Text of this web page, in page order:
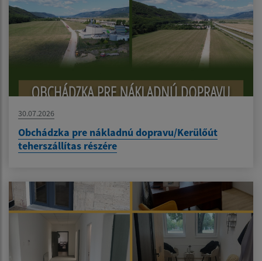
30.07.2026
Obchádzka pre nákladnú dopravu/Kerülőút
teherszállítas részére